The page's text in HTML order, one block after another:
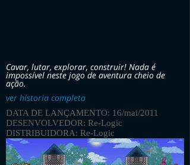
Cavar, lutar, explorar, construir! Nada é
impossível neste jogo de aventura cheio de
ação.
ver historia completa
DATA DE LANÇAMENTO: 16/mai/2011
DESENVOLVEDOR: Re-Logic
DISTRIBUIDORA: Re-Logic